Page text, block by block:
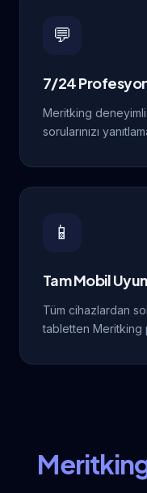
💬
7/24
Meritking
sorularınızı
📱
Tam Mobil
Tüm cihazlardan
tabletten Meritking